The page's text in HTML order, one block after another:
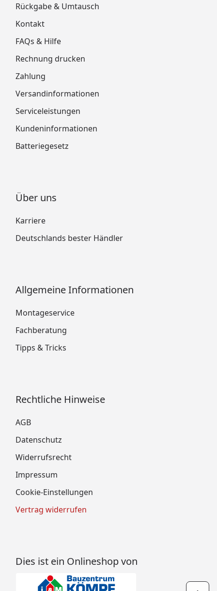
Rückgabe & Umtausch
Kontakt
FAQs & Hilfe
Rechnung drucken
Zahlung
Versandinformationen
Serviceleistungen
Kundeninformationen
Batteriegesetz
Über uns
Karriere
Deutschlands bester Händler
Allgemeine Informationen
Montageservice
Fachberatung
Tipps & Tricks
Rechtliche Hinweise
AGB
Datenschutz
Widerrufsrecht
Impressum
Cookie-Einstellungen
Vertrag widerrufen
Dies ist ein Onlineshop von